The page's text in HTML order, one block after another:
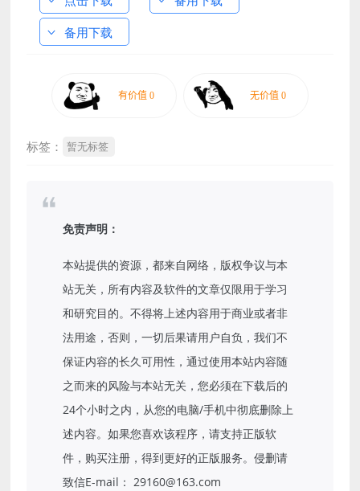
备用下载
标签： 暂无标签
免责声明：
本站提供的资源，都来自网络，版权争议与本
站无关，所有内容及软件的文章仅限用于学习
和研究目的。不得将上述内容用于商业或者非
法用途，否则，一切后果请用户自负，我们不
保证内容的长久可用性，通过使用本站内容随
之而来的风险与本站无关，您必须在下载后的
24个小时之内，从您的电脑/手机中彻底删除上
述内容。如果您喜欢该程序，请支持正版软
件，购买注册，得到更好的正版服务。侵删请
致信E-mail： 29160@163.com